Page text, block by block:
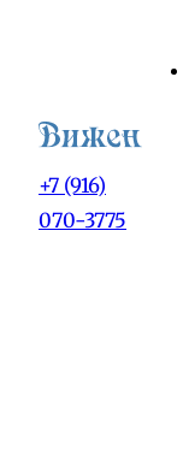
+7 (916)
070-3775